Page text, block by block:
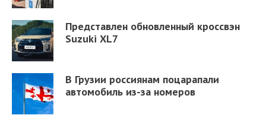
Представлен обновленный кроссвэн
Suzuki XL7
В Грузии россиянам поцарапали
автомобиль из-за номеров